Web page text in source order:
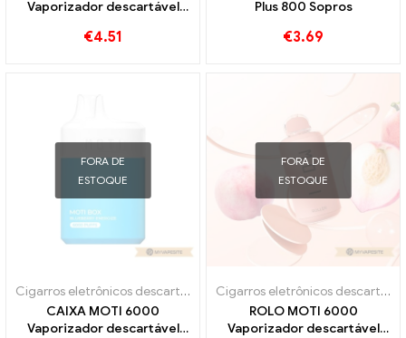
Vaporizador descartável
€4.51
Plus 800 Sopros
€3.69
FORA DE
ESTOQUE
Cigarros eletrônicos descartáveis
CAIXA MOTI 6000
Vaporizador descartável
FORA DE
ESTOQUE
Cigarros eletrônicos descartáveis
ROLO MOTI 6000
Vaporizador descartável